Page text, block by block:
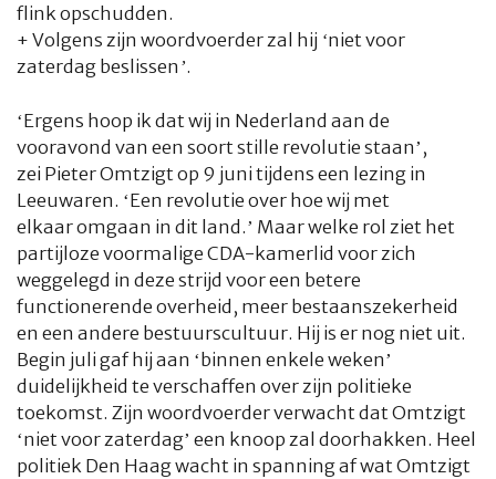
flink opschudden.
+ Volgens zijn woordvoerder zal hij ‘niet voor
zaterdag beslissen’.
‘Ergens hoop ik dat wij in Nederland aan de
vooravond van een soort stille revolutie staan’,
zei Pieter Omtzigt op 9 juni tijdens een lezing in
Leeuwaren. ‘Een revolutie over hoe wij met
elkaar omgaan in dit land.’ Maar welke rol ziet het
partijloze voormalige CDA-kamerlid voor zich
weggelegd in deze strijd voor een betere
functionerende overheid, meer bestaanszekerheid
en een andere bestuurscultuur. Hij is er nog niet uit.
Begin juli gaf hij aan ‘binnen enkele weken’
duidelijkheid te verschaffen over zijn politieke
toekomst. Zijn woordvoerder verwacht dat Omtzigt
‘niet voor zaterdag’ een knoop zal doorhakken. Heel
politiek Den Haag wacht in spanning af wat Omtzigt